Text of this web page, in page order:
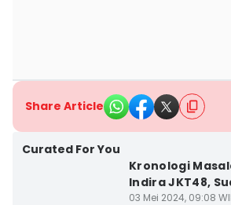
Share Article
Curated For You
Kronologi
Indira JKT48,
03 Mei 2024, 09:08